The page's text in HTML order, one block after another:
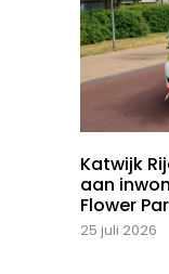
Katwijk
aan
Flower
25 juli 2026